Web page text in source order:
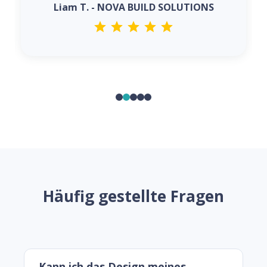
Liam T. - NOVA BUILD SOLUTIONS
Häufig gestellte Fragen